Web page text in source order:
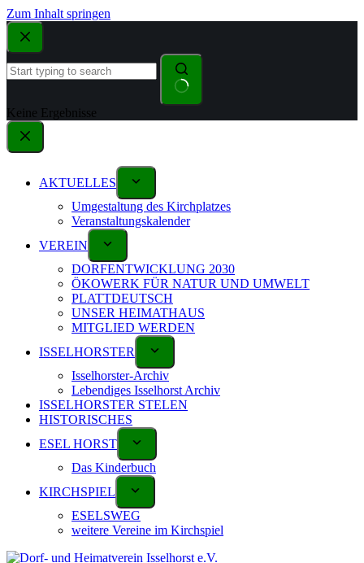
Zum Inhalt springen
Keine Ergebnisse
AKTUELLES
Umgestaltung des Kirchplatzes
Veranstaltungskalender
VEREIN
DORFENTWICKLUNG 2030
ÖKOWERK FÜR NATUR UND UMWELT
PLATTDEUTSCH
UNSER HEIMATHAUS
MITGLIED WERDEN
ISSELHORSTER
Isselhorster-Archiv
Lebendiges Isselhorst Archiv
ISSELHORSTER STELEN
HISTORISCHES
ESEL HORST
Das Kinderbuch
KIRCHSPIEL
ESELSWEG
weitere Vereine im Kirchspiel